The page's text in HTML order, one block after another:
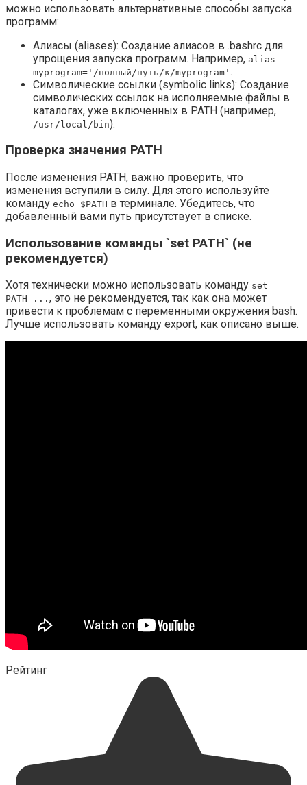
можно использовать альтернативные способы запуска
программ:
Алиасы (aliases): Создание алиасов в .bashrc для
упрощения запуска программ. Например, alias
myprogram='/полный/путь/к/myprogram' .
Символические ссылки (symbolic links): Создание
символических ссылок на исполняемые файлы в
каталогах, уже включенных в PATH (например,
/usr/local/bin).
Проверка значения PATH
После изменения PATH, важно проверить, что
изменения вступили в силу. Для этого используйте
команду echo $PATH в терминале. Убедитесь, что
добавленный вами путь присутствует в списке.
Использование команды `set PATH` (не
рекомендуется)
Хотя технически можно использовать команду set
PATH=... , это не рекомендуется, так как она может
привести к проблемам с переменными окружения bash.
Лучше использовать команду export, как описано выше.
Рейтинг